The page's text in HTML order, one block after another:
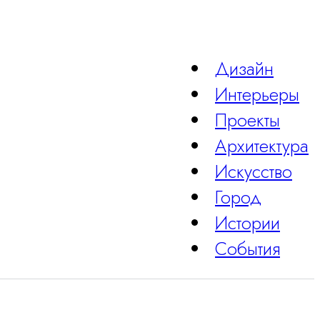
Дизайн
Интерьеры
Проекты
Архитектура
Искусство
Город
Истории
События